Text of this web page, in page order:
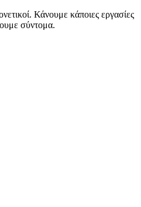
Κάνουμε κάποιες εργασίες
σύντομα.